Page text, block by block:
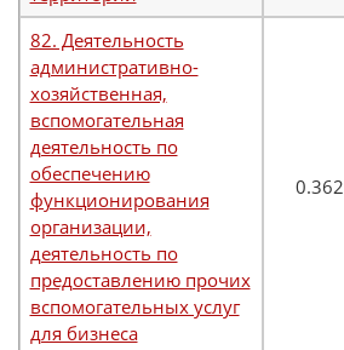
82. Деятельность
административно-
хозяйственная,
вспомогательная
деятельность по
обеспечению
функционирования
организации,
деятельность по
предоставлению прочих
вспомогательных услуг
для бизнеса
0.362